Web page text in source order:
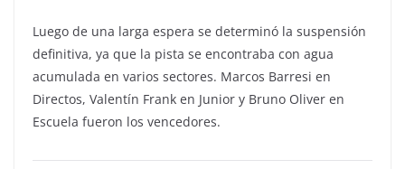
Luego de una larga espera se determinó la suspensión
definitiva, ya que la pista se encontraba con agua
acumulada en varios sectores. Marcos Barresi en
Directos, Valentín Frank en Junior y Bruno Oliver en
Escuela fueron los vencedores.